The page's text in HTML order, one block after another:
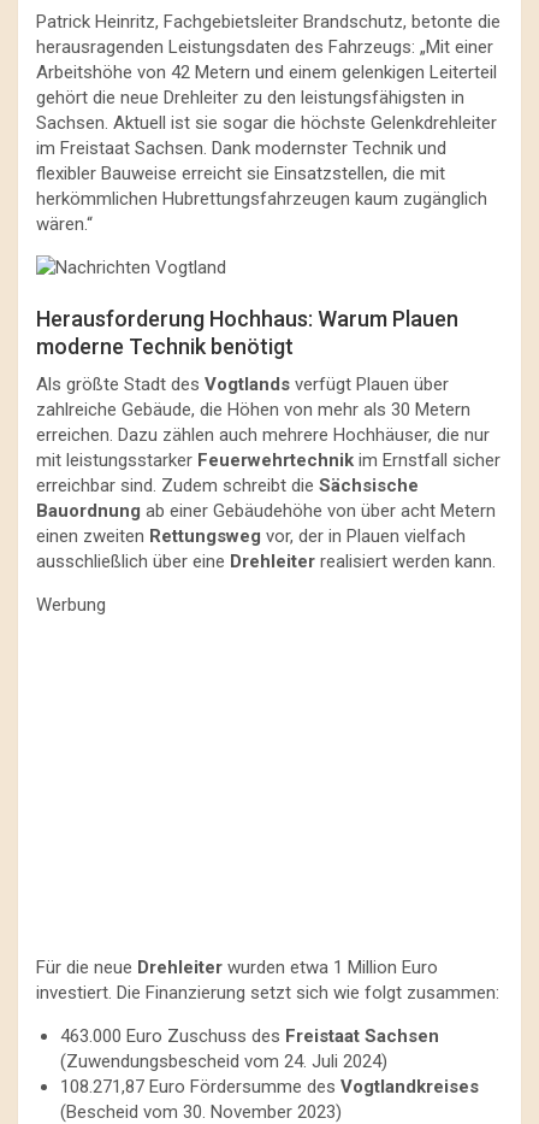
Patrick Heinritz, Fachgebietsleiter Brandschutz, betonte die
herausragenden Leistungsdaten des Fahrzeugs: „Mit einer
Arbeitshöhe von 42 Metern und einem gelenkigen Leiterteil
gehört die neue Drehleiter zu den leistungsfähigsten in
Sachsen. Aktuell ist sie sogar die höchste Gelenkdrehleiter
im Freistaat Sachsen. Dank modernster Technik und
flexibler Bauweise erreicht sie Einsatzstellen, die mit
herkömmlichen Hubrettungsfahrzeugen kaum zugänglich
wären.“
Herausforderung Hochhaus: Warum Plauen
moderne Technik benötigt
Als größte Stadt des Vogtlands verfügt Plauen über
zahlreiche Gebäude, die Höhen von mehr als 30 Metern
erreichen. Dazu zählen auch mehrere Hochhäuser, die nur
mit leistungsstarker Feuerwehrtechnik im Ernstfall sicher
erreichbar sind. Zudem schreibt die Sächsische
Bauordnung ab einer Gebäudehöhe von über acht Metern
einen zweiten Rettungsweg vor, der in Plauen vielfach
ausschließlich über eine Drehleiter realisiert werden kann.
Werbung
Für die neue Drehleiter wurden etwa 1 Million Euro
investiert. Die Finanzierung setzt sich wie folgt zusammen:
463.000 Euro Zuschuss des Freistaat Sachsen
(Zuwendungsbescheid vom 24. Juli 2024)
108.271,87 Euro Fördersumme des Vogtlandkreises
(Bescheid vom 30. November 2023)